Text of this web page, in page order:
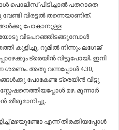
പൊലീസ് പിടിച്ചാല്‍ പതറാതെ
വിരട്ടല്‍ തന്നെയാണിത്.
പോകാനുള്ള
വിടപറഞ്ഞിടങ്ങുമ്പോള്‍
കുളിച്ചു, റൂമില്‍ നിന്നും ലഗേജ്
ട്രെയിന്‍ വിട്ടുപോയി. ഇനി
ശരണം. അതു വന്നപ്പോള്‍ 4.30,
പോകേണ്ട ട്രെയിന്‍ വിട്ടു
മഴ. മൂന്നാര്‍
തീരുമാനിച്ചു.
മഴയുണ്ടോ എന്ന് തിരക്കിയപ്പോള്‍